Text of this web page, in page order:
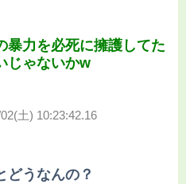
暴力を必死に擁護してた
じゃないかw
土) 10:23:42.16
どうなんの？